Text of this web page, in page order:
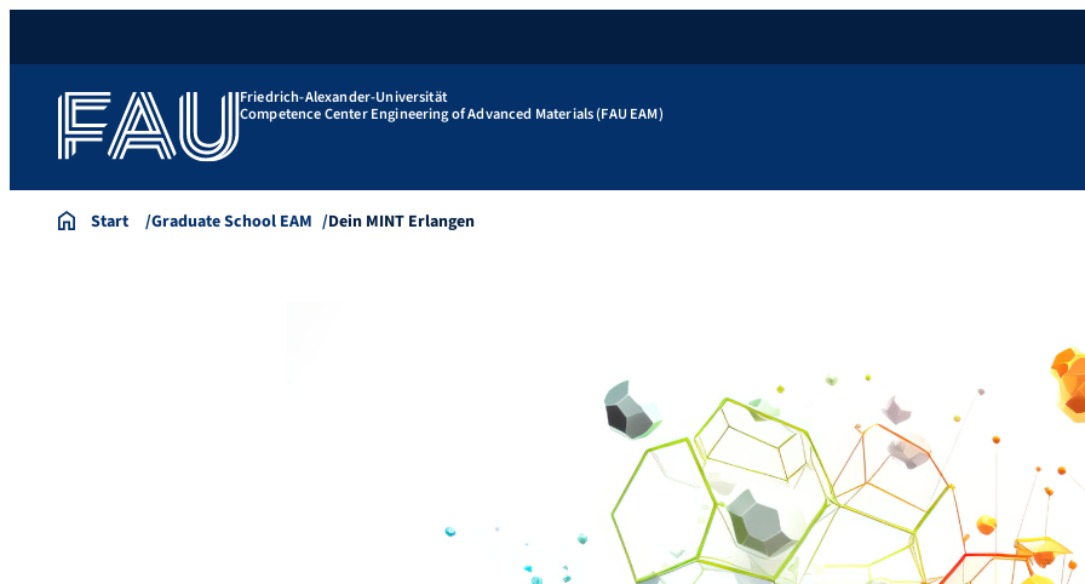
Friedrich-Alexander-Universität
Competence Center Engineering of Advanced Materials (FAU EAM)
Start Graduate School EAM Dein MINT Erlangen